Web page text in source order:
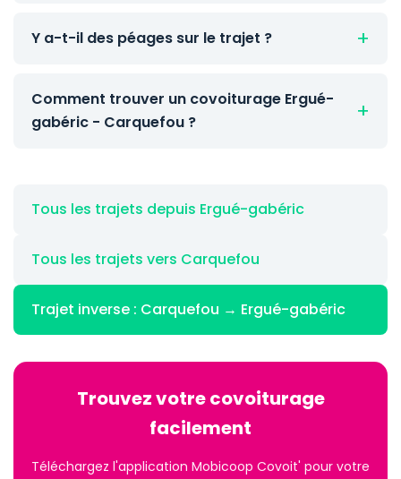
Y a-t-il des péages sur le trajet ?
Comment trouver un covoiturage Ergué-
gabéric - Carquefou ?
Tous les trajets depuis Ergué-gabéric
Tous les trajets vers Carquefou
Trajet inverse : Carquefou → Ergué-gabéric
Trouvez votre covoiturage
facilement
Téléchargez l'application Mobicoop Covoit' pour votre